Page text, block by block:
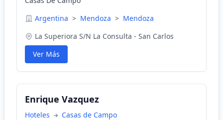
Argentina > Mendoza > Mendoza
La Superiora S/N La Consulta - San Carlos
Ver Más
Enrique Vazquez
Hoteles
Casas de Campo